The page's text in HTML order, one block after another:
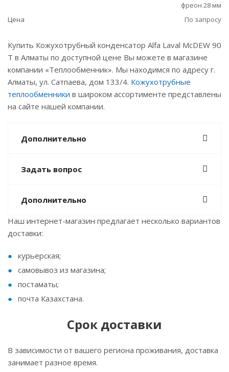
фреон 28 мм
Цена
По запросу
Купить Кожухотрубный конденсатор Alfa Laval McDEW 90
T в Алматы по доступной цене Вы можете в магазине
компании «Теплообменник». Мы находимся по адресу г.
Алматы, ул. Сатпаева, дом 133/4. Кожухотрубные
теплообменники в широком ассортименте представлены
на сайте нашей компании.
Дополнительно
Задать вопрос
Дополнительно
Наш интернет-магазин предлагает несколько вариантов
доставки:
курьерская;
самовывоз из магазина;
постаматы;
почта Казахстана.
Срок доставки
В зависимости от вашего региона проживания, доставка
занимает разное время.